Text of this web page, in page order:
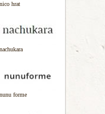
nico hrat
nachukara
nunu forme